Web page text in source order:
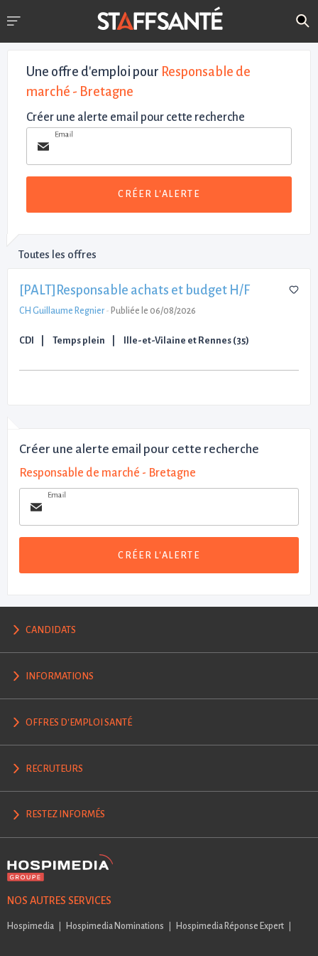
Une offre d'emploi pour Responsable de
marché - Bretagne
Créer une alerte email pour cette recherche
Email
CRÉER L'ALERTE
Toutes les offres
[PALT]Responsable achats et budget H/F
CH Guillaume Regnier- Publiée le 06/08/2026
CDI Temps plein Ille-et-Vilaine et Rennes (35)
Créer une alerte email pour cette recherche
Responsable de marché - Bretagne
Email
CRÉER L'ALERTE
CANDIDATS
INFORMATIONS
OFFRES D'EMPLOI SANTÉ
RECRUTEURS
RESTEZ INFORMÉS
NOS AUTRES SERVICES
Hospimedia Hospimedia Nominations Hospimedia Réponse Expert